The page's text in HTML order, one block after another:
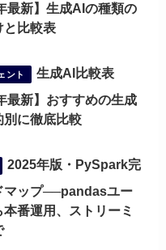
最新】生成AIの種類の
と比較表
ント
生成AI比較表
最新】おすすめの生成
別に徹底比較
2025年版・PySpark完
マップ──pandasユー
番運用、ストリーミ